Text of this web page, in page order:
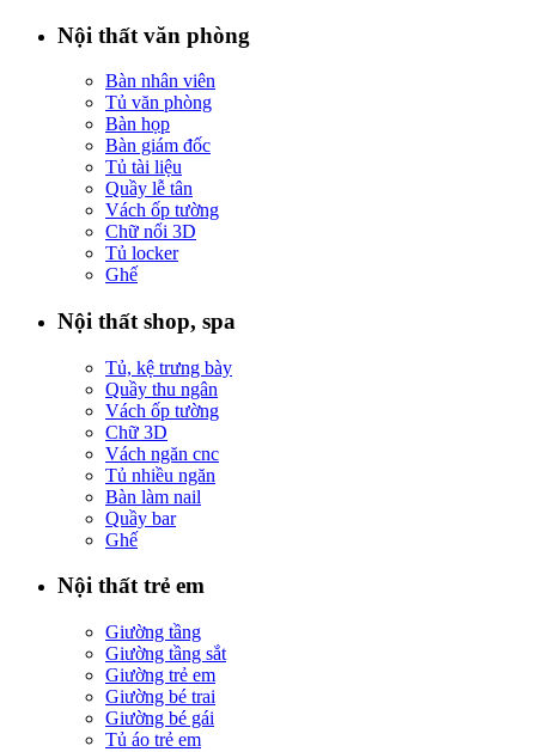
Nội thất văn phòng
Bàn nhân viên
Tủ văn phòng
Bàn họp
Bàn giám đốc
Tủ tài liệu
Quầy lễ tân
Vách ốp tường
Chữ nổi 3D
Tủ locker
Ghế
Nội thất shop, spa
Tủ, kệ trưng bày
Quầy thu ngân
Vách ốp tường
Chữ 3D
Vách ngăn cnc
Tủ nhiều ngăn
Bàn làm nail
Quầy bar
Ghế
Nội thất trẻ em
Giường tầng
Giường tầng sắt
Giường trẻ em
Giường bé trai
Giường bé gái
Tủ áo trẻ em